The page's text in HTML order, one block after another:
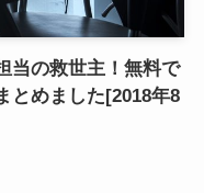
当の救世主！無料で
とめました[2018年8